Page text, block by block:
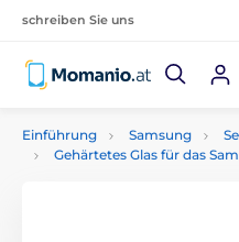
schreiben Sie uns
Einführung Samsung
Gehärtetes Glas für das